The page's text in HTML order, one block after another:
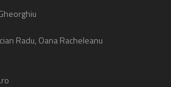
Radu, Oana Racheleanu